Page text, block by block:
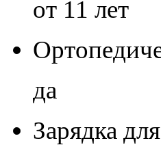
от 11 лет
да
Зарядка